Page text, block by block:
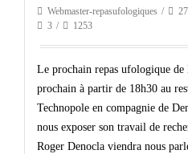
Webmaster-repasufologiques
3
1253
Le prochain repas ufologique
prochain à partir de 18h30 au
Technopole en compagnie de
nous exposer son travail de
Roger Denocla viendra nous